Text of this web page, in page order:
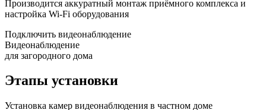
Производится аккуратный монтаж приёмного комплекса и
настройка Wi-Fi оборудования
Подключить видеонаблюдение
Видеонаблюдение
для загородного дома
Этапы установки
Установка камер видеонаблюдения в частном доме